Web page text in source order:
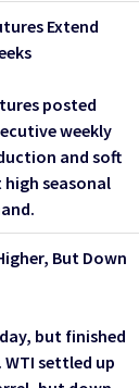
Extend
posted
weekly
and soft
high seasonal
But Down
but finished
settled up